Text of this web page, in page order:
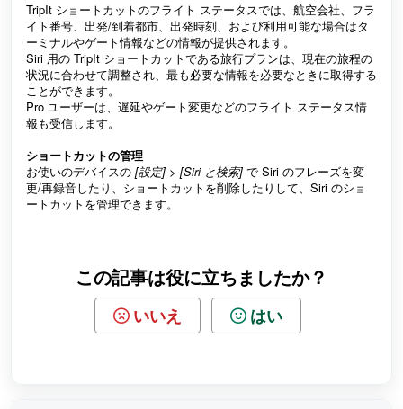
TripIt ショートカットのフライト ステータスでは、航空会社、フラ
イト番号、出発/到着都市、出発時刻、および利用可能な場合はタ
ーミナルやゲート情報などの情報が提供されます。
Siri 用の TripIt ショートカットである旅行プランは、現在の旅程の
状況に合わせて調整され、最も必要な情報を必要なときに取得する
ことができます。
Pro ユーザーは、遅延やゲート変更などのフライト ステータス情
報も受信します。
ショートカットの管理
お使いのデバイスの [設定] > [Siri と検索] で Siri のフレーズを変
更/再録音したり、ショートカットを削除したりして、Siri のショ
ートカットを管理できます。
この記事は役に立ちましたか？
いいえ はい